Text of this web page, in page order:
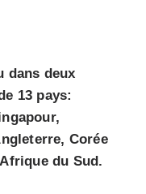
dans deux
13 pays:
Corée
du Sud.